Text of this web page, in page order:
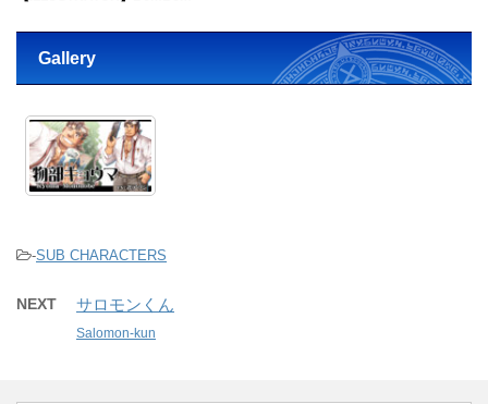
Gallery
-SUB CHARACTERS
NEXT サロモンくん
Salomon-kun